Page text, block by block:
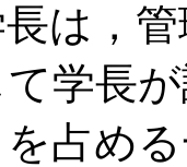
は，管
学長
占め